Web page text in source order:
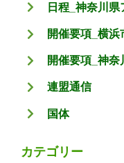
日程_神奈川県
開催要項_横浜
開催要項_神奈
連盟通信
国体
カテゴリー